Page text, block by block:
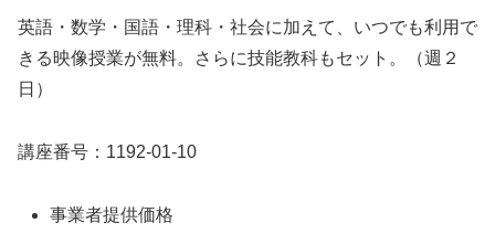
英語・数学・国語・理科・社会に加えて、いつでも利用で
きる映像授業が無料。さらに技能教科もセット。（週２
日）
講座番号：1192-01-10
事業者提供価格